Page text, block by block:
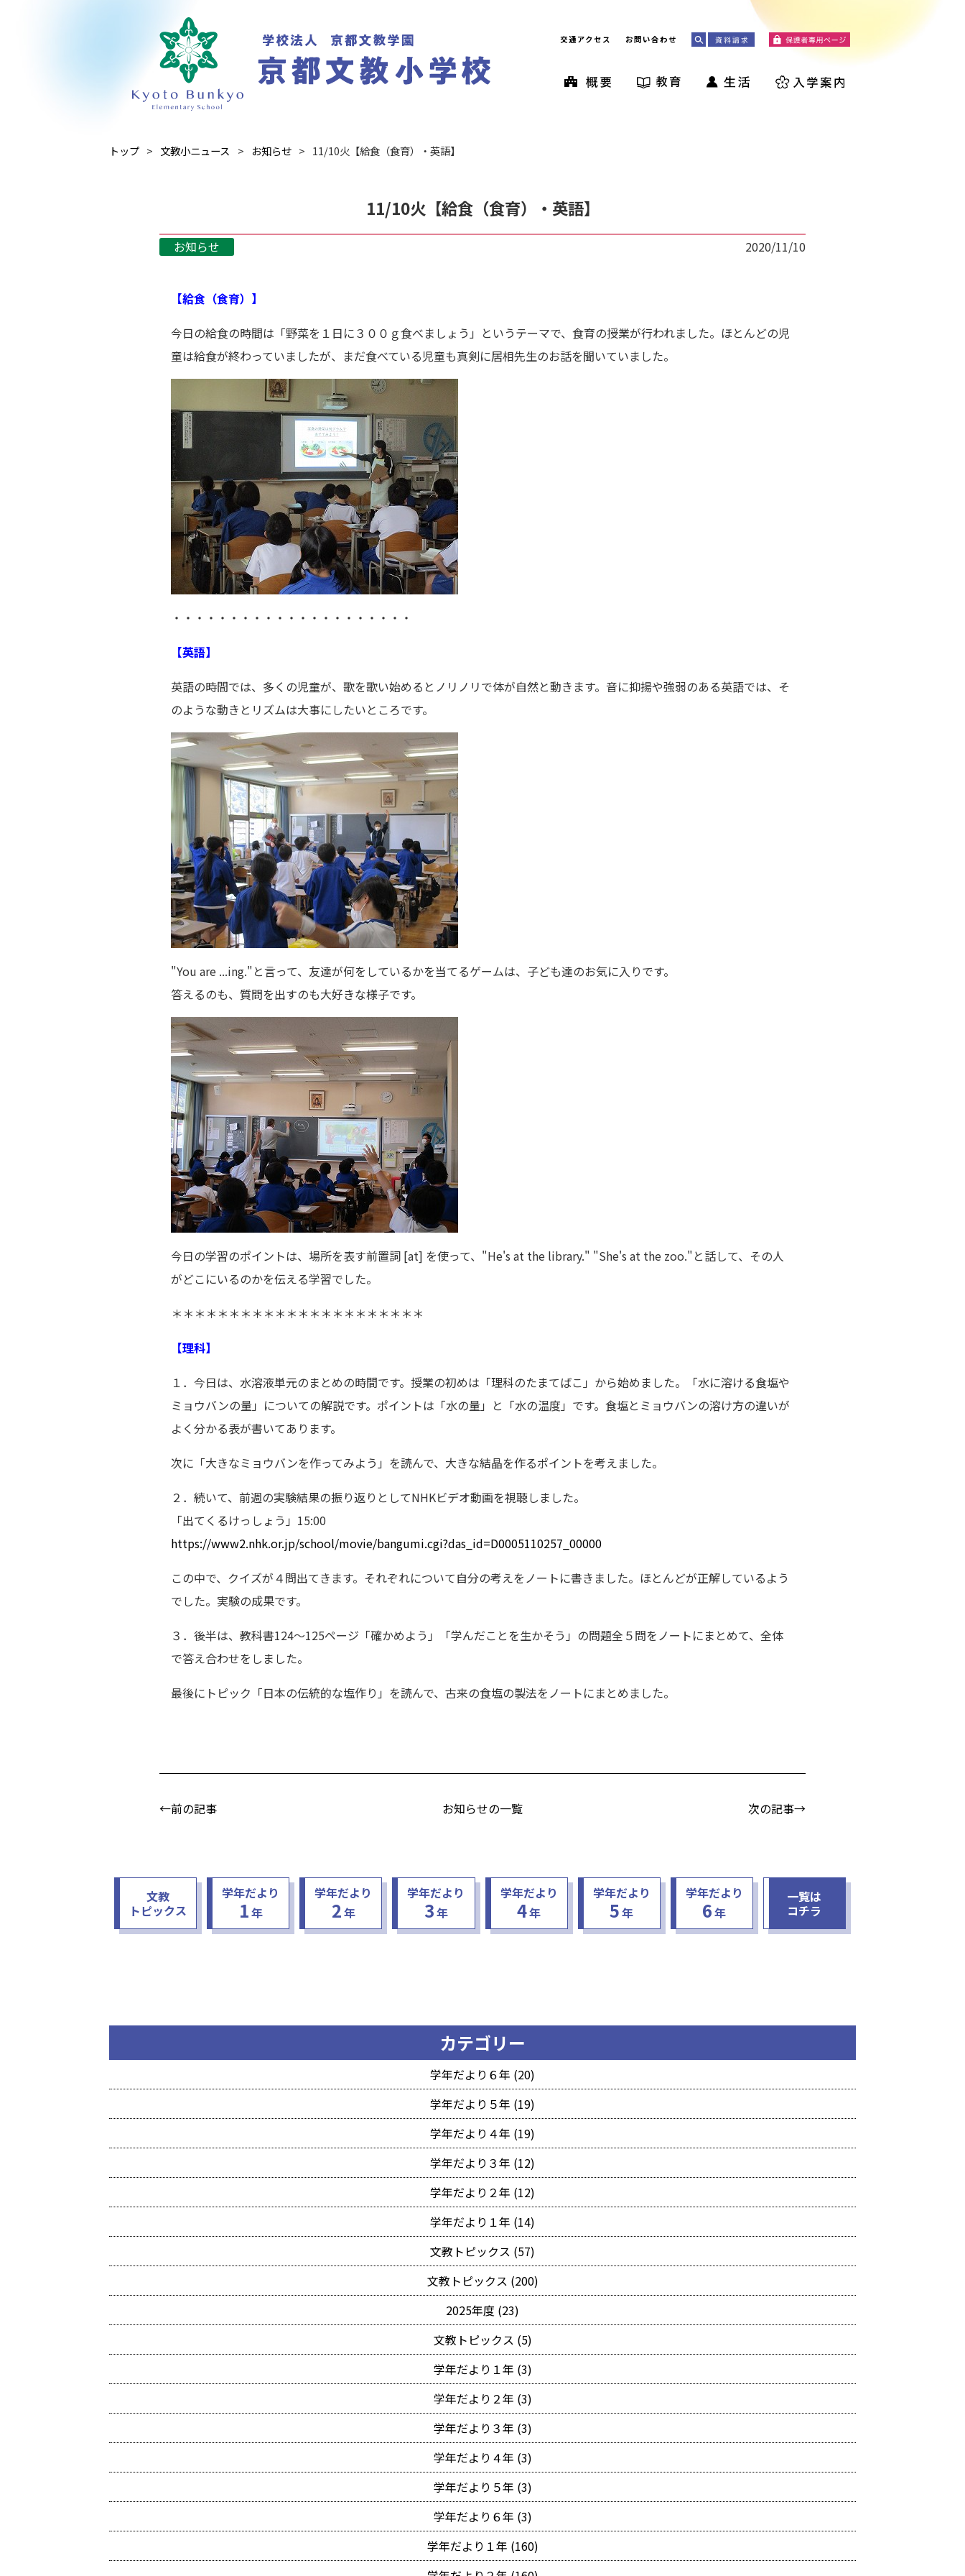
交通アクセス お問い合わせ
トップ 文教小ニュース お知らせ 11/10火【給食（食育）・英語】
11/10火【給食（食育）・英語】
お知らせ 2020/11/10
【給食（食育）】
今日の給食の時間は「野菜を１日に３００ｇ食べましょう」というテーマで、食育の授業が行われました。ほとんどの児
童は給食が終わっていましたが、まだ食べている児童も真剣に居相先生のお話を聞いていました。
・・・・・・・・・・・・・・・・・・・・・
【英語】
英語の時間では、多くの児童が、歌を歌い始めるとノリノリで体が自然と動きます。音に抑揚や強弱のある英語では、そ
のような動きとリズムは大事にしたいところです。
"You are ...ing."と言って、友達が何をしているかを当てるゲームは、子ども達のお気に入りです。
答えるのも、質問を出すのも大好きな様子です。
今日の学習のポイントは、場所を表す前置詞 [at] を使って、"He's at the library." "She's at the zoo."と話して、その人
がどこにいるのかを伝える学習でした。
＊＊＊＊＊＊＊＊＊＊＊＊＊＊＊＊＊＊＊＊＊＊
【理科】
１．今日は、水溶液単元のまとめの時間です。授業の初めは「理科のたまてばこ」から始めました。「水に溶ける食塩や
ミョウバンの量」についての解説です。ポイントは「水の量」と「水の温度」です。食塩とミョウバンの溶け方の違いが
よく分かる表が書いてあります。
次に「大きなミョウバンを作ってみよう」を読んで、大きな結晶を作るポイントを考えました。
２．続いて、前週の実験結果の振り返りとしてNHKビデオ動画を視聴しました。
「出てくるけっしょう」15:00
https://www2.nhk.or.jp/school/movie/bangumi.cgi?das_id=D0005110257_00000
この中で、クイズが４問出てきます。それぞれについて自分の考えをノートに書きました。ほとんどが正解しているよう
でした。実験の成果です。
３．後半は、教科書124～125ページ「確かめよう」「学んだことを生かそう」の問題全５問をノートにまとめて、全体
で答え合わせをしました。
最後にトピック「日本の伝統的な塩作り」を読んで、古来の食塩の製法をノートにまとめました。
←前の記事 お知らせの一覧 次の記事→
文教
トピックス
学年だより
1年
学年だより
2年
学年だより
3年
学年だより
4年
学年だより
5年
学年だより
6年
一覧は
コチラ
カテゴリー
学年だより６年 (20)
学年だより５年 (19)
学年だより４年 (19)
学年だより３年 (12)
学年だより２年 (12)
学年だより１年 (14)
文教トピックス (57)
文教トピックス (200)
2025年度 (23)
文教トピックス (5)
学年だより１年 (3)
学年だより２年 (3)
学年だより３年 (3)
学年だより４年 (3)
学年だより５年 (3)
学年だより６年 (3)
学年だより１年 (160)